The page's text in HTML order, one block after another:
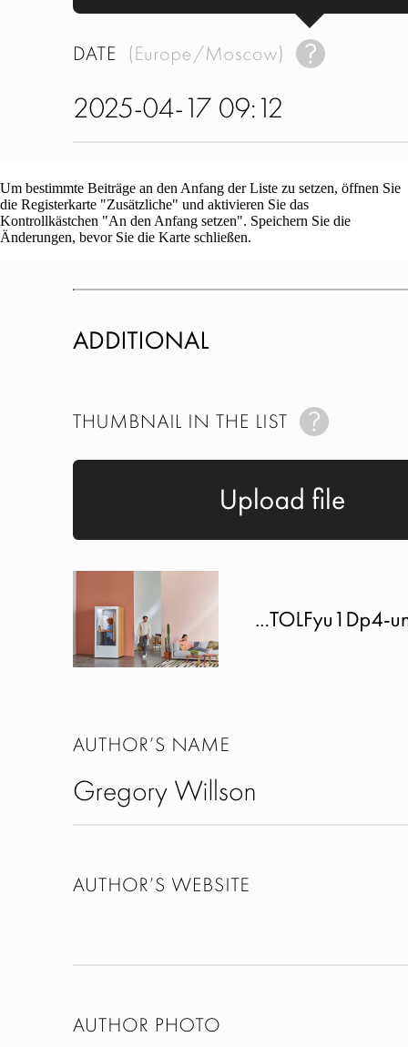
Um bestimmte Beiträge an den Anfang der Liste zu setzen, öffnen Sie
die Registerkarte "Zusätzliche" und aktivieren Sie das
Kontrollkästchen "An den Anfang setzen". Speichern Sie die
Änderungen, bevor Sie die Karte schließen.